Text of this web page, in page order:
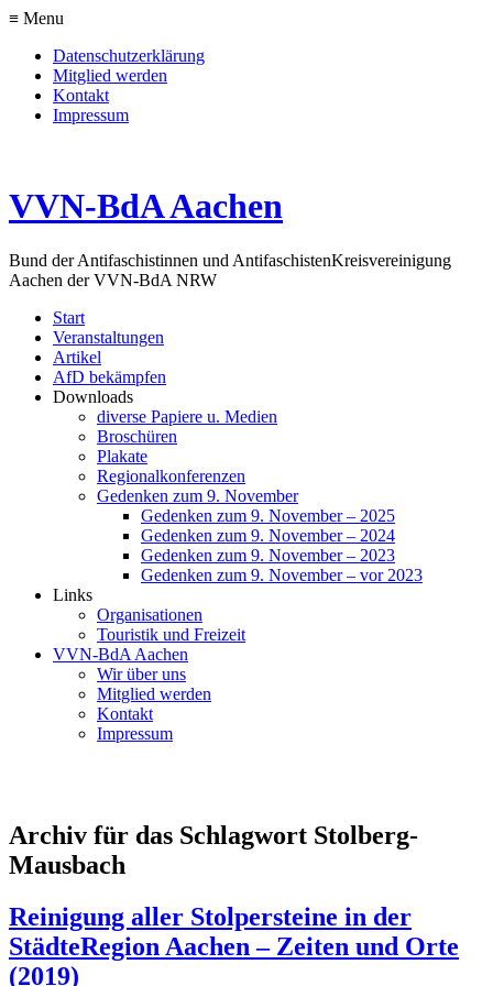
≡ Menu
Datenschutzerklärung
Mitglied werden
Kontakt
Impressum
VVN-BdA Aachen
Bund der Antifaschistinnen und AntifaschistenKreisvereinigung
Aachen der VVN-BdA NRW
Start
Veranstaltungen
Artikel
AfD bekämpfen
Downloads
diverse Papiere u. Medien
Broschüren
Plakate
Regionalkonferenzen
Gedenken zum 9. November
Gedenken zum 9. November – 2025
Gedenken zum 9. November – 2024
Gedenken zum 9. November – 2023
Gedenken zum 9. November – vor 2023
Links
Organisationen
Touristik und Freizeit
VVN-BdA Aachen
Wir über uns
Mitglied werden
Kontakt
Impressum
Archiv für das Schlagwort Stolberg-
Mausbach
Reinigung aller Stolpersteine in der
StädteRegion Aachen – Zeiten und Orte
(2019)